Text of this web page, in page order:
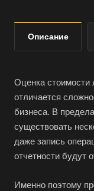
Описание
Оценка стоимости
отличается
бизнеса. В
существовать
даже запись
отчетности будут
Именно поэтому